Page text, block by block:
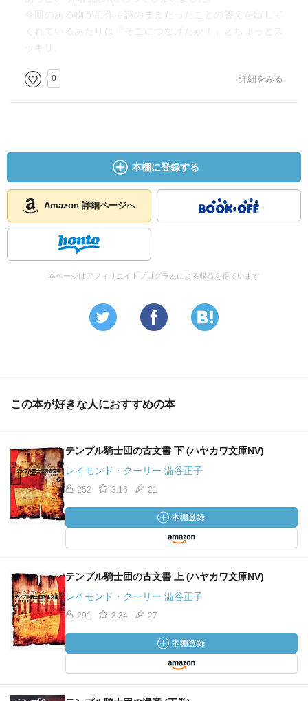
今回のある物が前作で謎のままだったことの答えを出して
くれているあたりは「そこにつなげたか！」とちょっとス
ッキリ。
0 詳細をみる
本棚に登録する
Amazon 詳細ページへ
本ページはアフィリエイトプログラムによる収益を得ています
この本が好きな人におすすめの本
テンプル騎士団の古文書 下 (ハヤカワ文庫NV)
レイモンド・クーリー 澁谷正子
252 3.16 21
テンプル騎士団の古文書 上 (ハヤカワ文庫NV)
レイモンド・クーリー 澁谷正子
291 3.34 27